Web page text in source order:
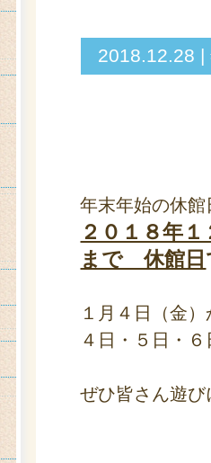
2018.12.28
年末年始の休
２０１８年
まで 休館日
１月４日（金
４日・５日・
ぜひ皆さん遊